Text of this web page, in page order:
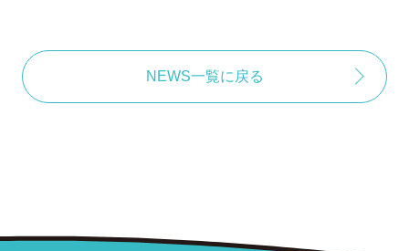
NEWS一覧に戻る